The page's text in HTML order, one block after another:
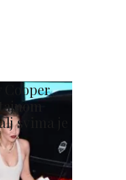
Cooper
svima je